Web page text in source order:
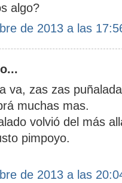
algo?
de 2013 a las
va, zas zas
muchas mas.
volvió del más
pimpoyo.
de 2013 a las